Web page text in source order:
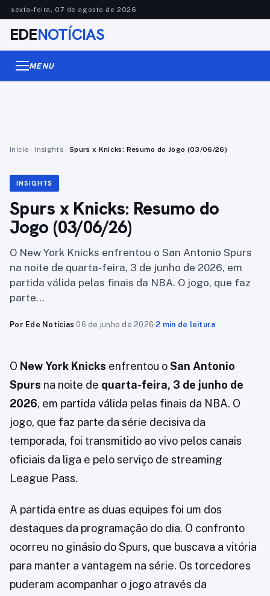
sexta-feira, 07 de agosto de 2026
EDENOTÍCIAS
MENU
Início › Insights › Spurs x Knicks: Resumo do Jogo (03/06/26)
INSIGHTS
Spurs x Knicks: Resumo do
Jogo (03/06/26)
O New York Knicks enfrentou o San Antonio Spurs
na noite de quarta-feira, 3 de junho de 2026, em
partida válida pelas finais da NBA. O jogo, que faz
parte…
Por Ede Notícias·06 de junho de 2026·2 min de leitura
O New York Knicks enfrentou oSan Antonio
Spurs na noite de quarta-feira, 3 de junho de
2026, em partida válida pelas finais da NBA. O
jogo, que faz parte da série decisiva da
temporada, foi transmitido ao vivo pelos canais
oficiais da liga e pelo serviço de streaming
League Pass.
A partida entre as duas equipes foi um dos
destaques da programação do dia. O confronto
ocorreu no ginásio do Spurs, que buscava a vitória
para manter a vantagem na série. Os torcedores
puderam acompanhar o jogo através da